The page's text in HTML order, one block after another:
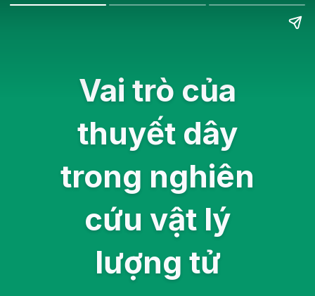
Vai trò của
thuyết dây
trong nghiên
cứu vật lý
lượng tử